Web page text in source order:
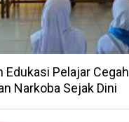
Edukasi Pelajar Cegah
Narkoba Sejak Dini